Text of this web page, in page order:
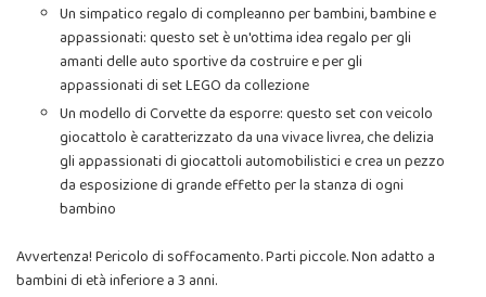
Un simpatico regalo di compleanno per bambini, bambine e
appassionati: questo set è un'ottima idea regalo per gli
amanti delle auto sportive da costruire e per gli
appassionati di set LEGO da collezione
Un modello di Corvette da esporre: questo set con veicolo
giocattolo è caratterizzato da una vivace livrea, che delizia
gli appassionati di giocattoli automobilistici e crea un pezzo
da esposizione di grande effetto per la stanza di ogni
bambino
Avvertenza! Pericolo di soffocamento. Parti piccole. Non adatto a
bambini di età inferiore a 3 anni.